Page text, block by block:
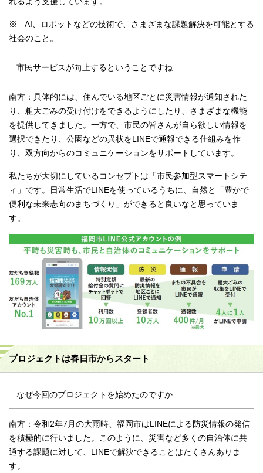
※ AI、ロボットなどの技術で、さまざまな課題解決を可能とする
社会のこと。
市民サービスが向上するということですね
南方：具体的には、住んでいる地区ごとに災害情報が通知された
り、粗大ごみの受け付けをできるようにしたり、さまざまな機能
を提供してきました。一方で、市民の皆さんが自ら欲しい情報を
選択できたり、公園などの異状をLINEで通報できる仕組みを作
り、双方向からのコミュニケーションをサポートしています。
私たちが大切にしているコンセプトは「市民参加型スマートシテ
ィ」です。日常生活でLINEを使っているうちに、自然と「豊かで
便利な未来志向のまちづくり」ができると良いなと思っていま
す。
プロジェクトは春日市からスタート
なぜ今回のプロジェクトを始めたのですか
南方：令和2年7月の大雨時、福岡市はLINEによる防災情報の発信
を積極的に行いました。このように、災害など多くの自治体に共
通する課題に対して、LINEで解決できることはたくさんありま
す。